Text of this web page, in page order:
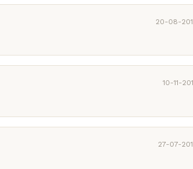
20-08-
10-11-
27-07-